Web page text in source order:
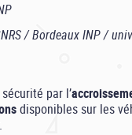
/ Bordeaux INP /
par l’
disponibles sur les